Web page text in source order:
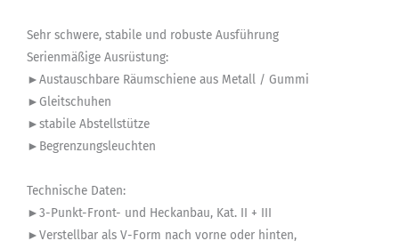
Sehr schwere, stabile und robuste Ausführung
Serienmäßige Ausrüstung:
►Austauschbare Räumschiene aus Metall / Gummi
►Gleitschuhen
►stabile Abstellstütze
►Begrenzungsleuchten
Technische Daten:
►3-Punkt-Front- und Heckanbau, Kat. II + III
►Verstellbar als V-Form nach vorne oder hinten,